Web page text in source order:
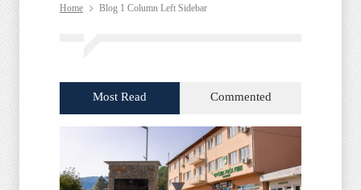
Home Blog 1 Column Left Sidebar
Most Read Commented